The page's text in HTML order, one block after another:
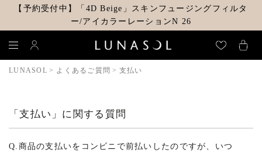
【予約受付中】「4D Beige」スキンフュージングフィルタ
ー/アイカラーレーションN 26
LUNASOL よくあるご質問 支払い
「支払い」に関する質問
Q. 商品の支払いをコンビニで前払いしたのですが、いつ